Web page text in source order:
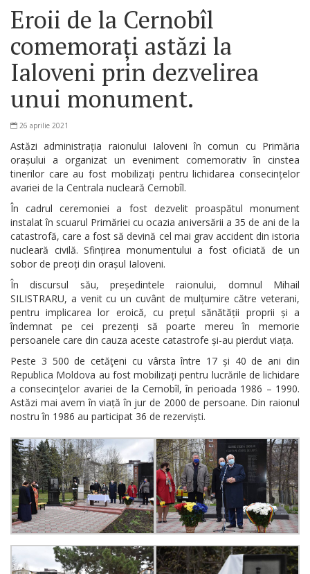
Eroii de la Cernobîl
comemorați astăzi la
Ialoveni prin dezvelirea
unui monument.
26 aprilie 2021
Astăzi administrația raionului Ialoveni în comun cu Primăria
orașului a organizat un eveniment comemorativ în cinstea
tinerilor care au fost mobilizați pentru lichidarea consecințelor
avariei de la Centrala nucleară Cernobîl.
În cadrul ceremoniei a fost dezvelit proaspătul monument
instalat în scuarul Primăriei cu ocazia aniversării a 35 de ani de la
catastrofă, care a fost să devină cel mai grav accident din istoria
nucleară civilă. Sfințirea monumentului a fost oficiată de un
sobor de preoți din orașul Ialoveni.
În discursul său, președintele raionului, domnul Mihail
SILISTRARU, a venit cu un cuvânt de mulțumire către veterani,
pentru implicarea lor eroică, cu prețul sănătății proprii și a
îndemnat pe cei prezenți să poarte mereu în memorie
persoanele care din cauza aceste catastrofe și-au pierdut viața.
Peste 3 500 de cetăţeni cu vârsta între 17 și 40 de ani din
Republica Moldova au fost mobilizați pentru lucrările de lichidare
a consecinţelor avariei de la Cernobîl, în perioada 1986 – 1990.
Astăzi mai avem în viață în jur de 2000 de persoane. Din raionul
nostru în 1986 au participat 36 de rezerviști.